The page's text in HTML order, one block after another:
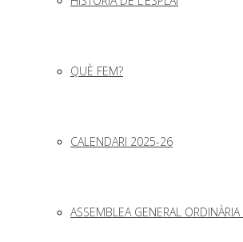
QUÈ FEM?
CALENDARI 2025-26
ASSEMBLEA GENERAL ORDINÀRIA